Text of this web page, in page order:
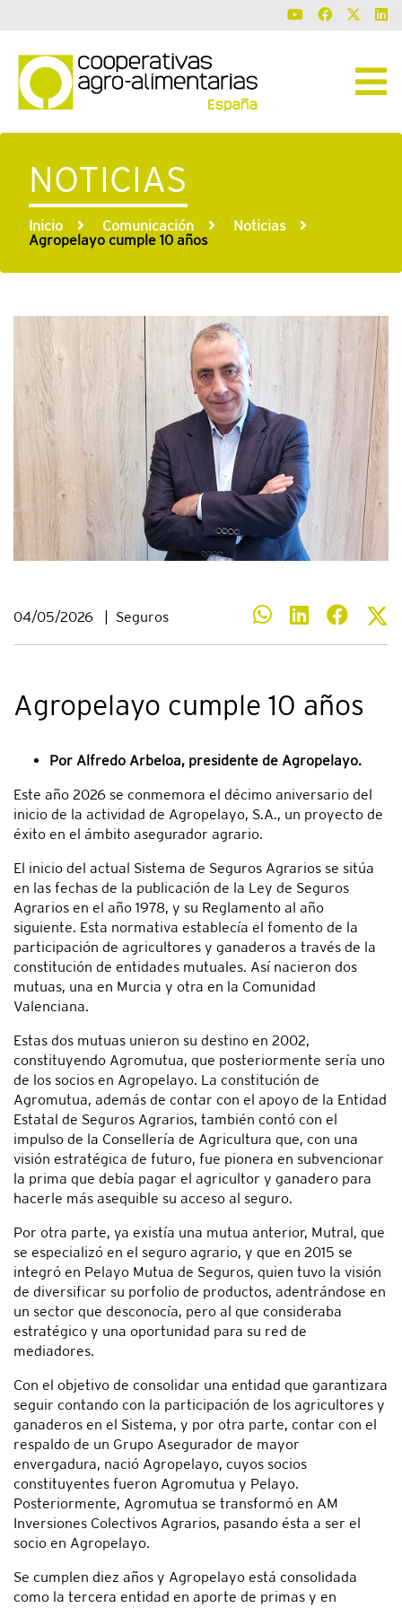
NOTICIAS
Inicio Comunicación
Noticias
Agropelayo cumple 10 años
04/05/2026 | Seguros
Agropelayo cumple 10 años
Por Alfredo Arbeloa, presidente de Agropelayo.
Este año 2026 se conmemora el décimo aniversario del
inicio de la actividad de Agropelayo, S.A., un proyecto de
éxito en el ámbito asegurador agrario.
El inicio del actual Sistema de Seguros Agrarios se sitúa
en las fechas de la publicación de la Ley de Seguros
Agrarios en el año 1978, y su Reglamento al año
siguiente. Esta normativa establecía el fomento de la
participación de agricultores y ganaderos a través de la
constitución de entidades mutuales. Así nacieron dos
mutuas, una en Murcia y otra en la Comunidad
Valenciana.
Estas dos mutuas unieron su destino en 2002,
constituyendo Agromutua, que posteriormente sería uno
de los socios en Agropelayo. La constitución de
Agromutua, además de contar con el apoyo de la Entidad
Estatal de Seguros Agrarios, también contó con el
impulso de la Consellería de Agricultura que, con una
visión estratégica de futuro, fue pionera en subvencionar
la prima que debía pagar el agricultor y ganadero para
hacerle más asequible su acceso al seguro.
Por otra parte, ya existía una mutua anterior, Mutral, que
se especializó en el seguro agrario, y que en 2015 se
integró en Pelayo Mutua de Seguros, quien tuvo la visión
de diversificar su porfolio de productos, adentrándose en
un sector que desconocía, pero al que consideraba
estratégico y una oportunidad para su red de
mediadores.
Con el objetivo de consolidar una entidad que garantizara
seguir contando con la participación de los agricultores y
ganaderos en el Sistema, y por otra parte, contar con el
respaldo de un Grupo Asegurador de mayor
envergadura, nació Agropelayo, cuyos socios
constituyentes fueron Agromutua y Pelayo.
Posteriormente, Agromutua se transformó en AM
Inversiones Colectivos Agrarios, pasando ésta a ser el
socio en Agropelayo.
Se cumplen diez años y Agropelayo está consolidada
como la tercera entidad en aporte de primas y en